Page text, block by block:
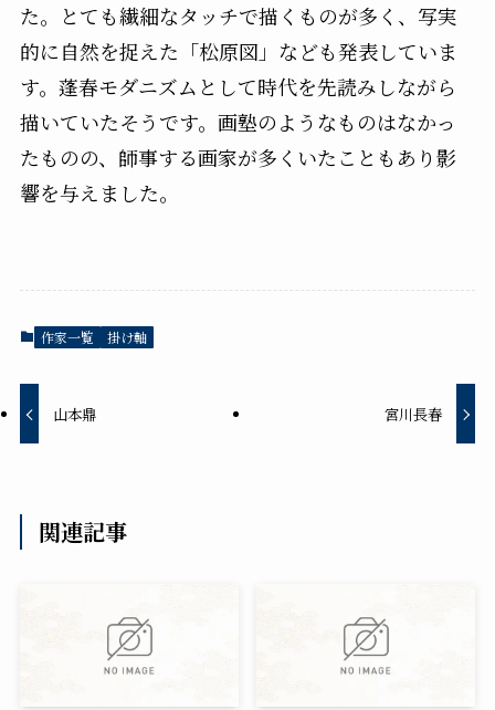
た。とても繊細なタッチで描くものが多く、写実
的に自然を捉えた「松原図」なども発表していま
す。蓬春モダニズムとして時代を先読みしながら
描いていたそうです。画塾のようなものはなかっ
たものの、師事する画家が多くいたこともあり影
響を与えました。
作家一覧 掛け軸
山本鼎 宮川長春
関連記事